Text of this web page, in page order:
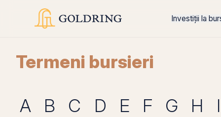
Investiții la
Termeni bursieri
A B C D E F G H I